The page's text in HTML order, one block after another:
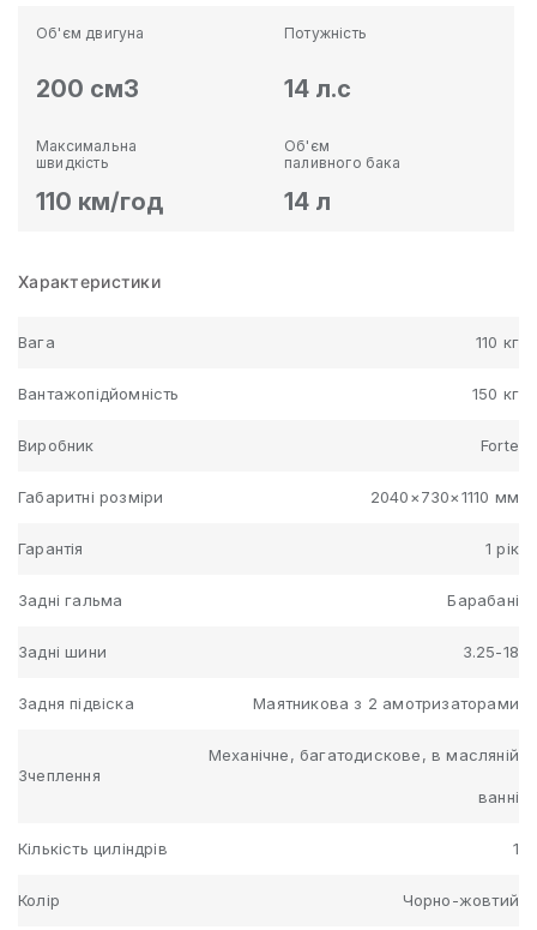
Об'єм двигуна
200 см3
Потужність
14 л.с
Максимальна
швидкість
110 км/год
Об'єм
паливного бака
14 л
Характеристики
Вага 110 кг
Вантажопідйомність 150 кг
Виробник Forte
Габаритні розміри 2040×730×1110 мм
Гарантія 1 рік
Задні гальма Барабані
Задні шини 3.25-18
Задня підвіска Маятникова з 2 амотризаторами
Зчеплення
Механічне, багатодискове, в масляній
ванні
Кількість циліндрів 1
Колір Чорно-жовтий